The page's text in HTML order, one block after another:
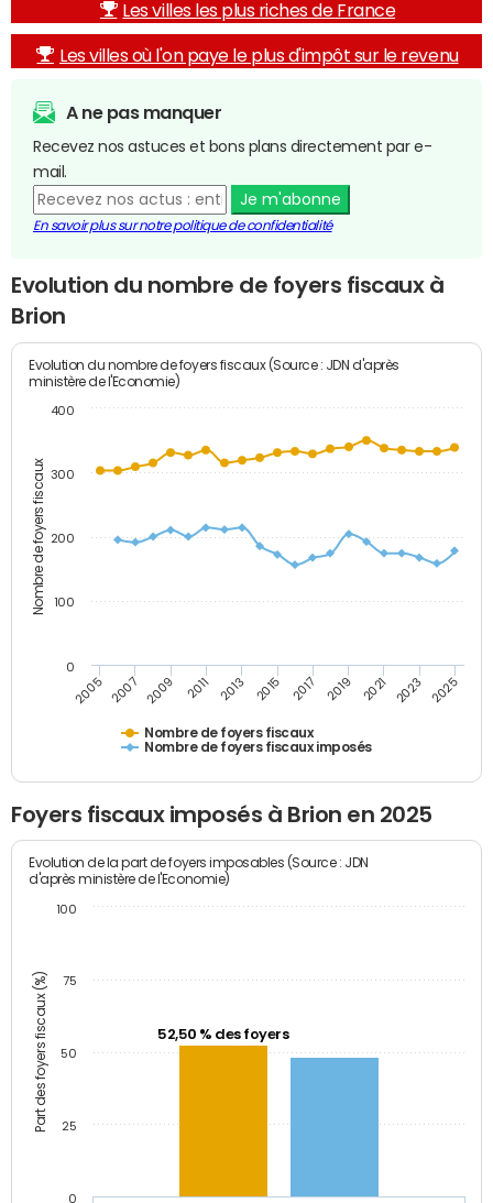
Les villes les plus riches de France
Les villes où l'on paye le plus d'impôt sur le revenu
A ne pas manquer
Recevez nos astuces et bons plans directement par e-
mail.
Je m'abonne
En savoir plus sur notre politique de confidentialité
Evolution du nombre de foyers fiscaux à
Brion
Nombre de foyers fiscaux
Evolution du nombre de foyers fiscaux (Source : JDN d'après
ministère de l'Economie)
Nombre de foyers fiscaux
Nombre de foyers fiscaux imposés
2005 2007 2009 2011 2013 2015 2017 2019 2021 2023 2025
0
100
200
300
400
Foyers fiscaux imposés à Brion en 2025
Part des foyers fiscaux (%)
Evolution de la part de foyers imposables (Source : JDN
d'après ministère de l'Economie)
52,50 % des foyers
0
25
50
75
100